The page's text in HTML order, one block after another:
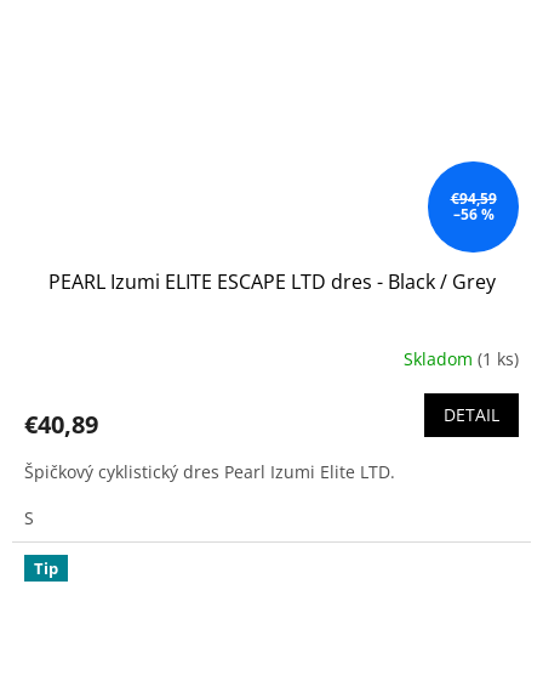
€94,59
–56 %
PEARL Izumi ELITE ESCAPE LTD dres - Black / Grey
Skladom (1 ks)
€40,89 DETAIL
Špičkový cyklistický dres Pearl Izumi Elite LTD.
S
Tip